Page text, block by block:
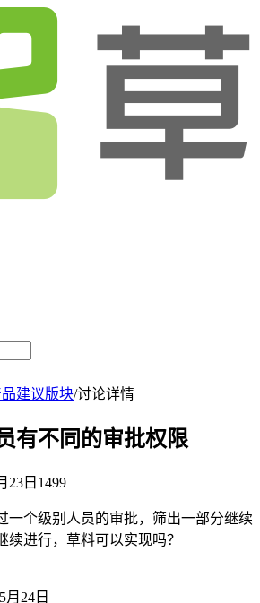
建议版块/讨论详情
有不同的审批权限
23日 1499
一个级别人员的审批，筛出一部分继续
续进行，草料可以实现吗？
月24日